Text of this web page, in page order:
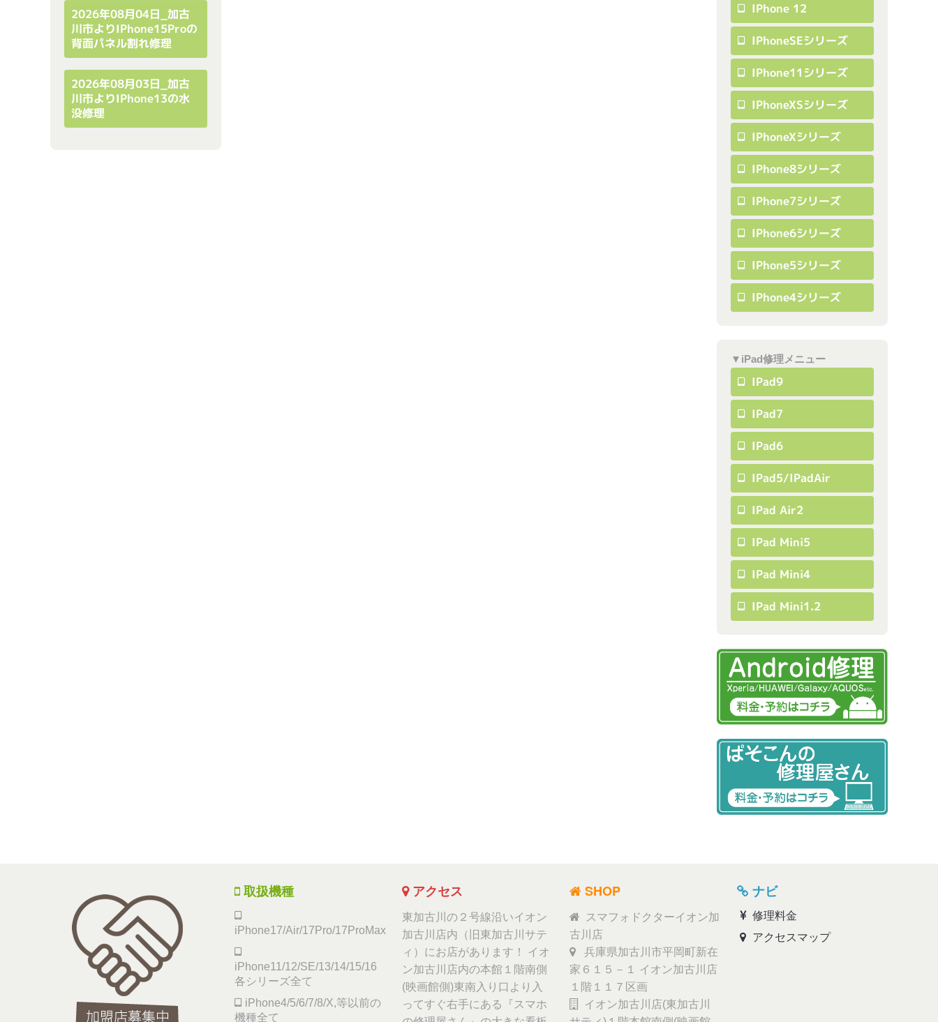
2026年08月04日_加古
川市よりiPhone15Proの
背面パネル割れ修理
2026年08月03日_加古
川市よりiPhone13の水
没修理
IPhone 12
IPhoneSEシリーズ
IPhone11シリーズ
IPhoneXSシリーズ
IPhoneXシリーズ
IPhone8シリーズ
IPhone7シリーズ
IPhone6シリーズ
IPhone5シリーズ
IPhone4シリーズ
▼iPad修理メニュー
IPad9
IPad7
IPad6
IPad5/iPadAir
IPad Air2
IPad Mini5
IPad Mini4
IPad Mini1.2
取扱機種
iPhone17/Air/17Pro/17ProMax
iPhone11/12/SE/13/14/15/16
各シリーズ全て
iPhone4/5/6/7/8/X,等以前の
機種全て
アクセス
東加古川の２号線沿いイオン
加古川店内（旧東加古川サテ
ィ）にお店があります！ イオ
ン加古川店内の本館１階南側
(映画館側)東南入り口より入
ってすぐ右手にある『スマホ
SHOP
スマフォドクターイオン加
古川店
兵庫県加古川市平岡町新在
家６１５－１ イオン加古川店
１階１１７区画
イオン加古川店(東加古川
ナビ
修理料金
アクセスマップ